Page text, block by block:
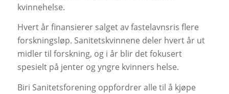
kvinnehelse.
Hvert år finansierer salget av fastelavnsris flere
forskningsløp. Sanitetskvinnene deler hvert år ut
midler til forskning, og i år blir det fokusert
spesielt på jenter og yngre kvinners helse.
Biri Sanitetsforening oppfordrer alle til å kjøpe